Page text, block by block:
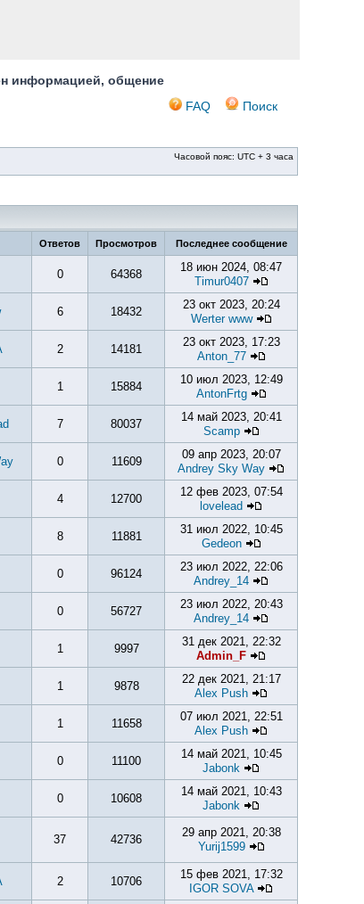
информацией, общение
FAQ Поиск
Часовой пояс: UTC + 3 часа
Ответов Просмотров Последнее сообщение
0 64368
18 июн 2024, 08:47
Timur0407
6 18432
23 окт 2023, 20:24
Werter www
2 14181
23 окт 2023, 17:23
Anton_77
1 15884
10 июл 2023, 12:49
AntonFrtg
7 80037
14 май 2023, 20:41
Scamp
0 11609
09 апр 2023, 20:07
Andrey Sky Way
4 12700
12 фев 2023, 07:54
lovelead
8 11881
31 июл 2022, 10:45
Gedeon
0 96124
23 июл 2022, 22:06
Andrey_14
0 56727
23 июл 2022, 20:43
Andrey_14
1 9997
31 дек 2021, 22:32
Admin_F
1 9878
22 дек 2021, 21:17
Alex Push
1 11658
07 июл 2021, 22:51
Alex Push
0 11100
14 май 2021, 10:45
Jabonk
0 10608
14 май 2021, 10:43
Jabonk
37 42736
29 апр 2021, 20:38
Yurij1599
2 10706
15 фев 2021, 17:32
IGOR SOVA